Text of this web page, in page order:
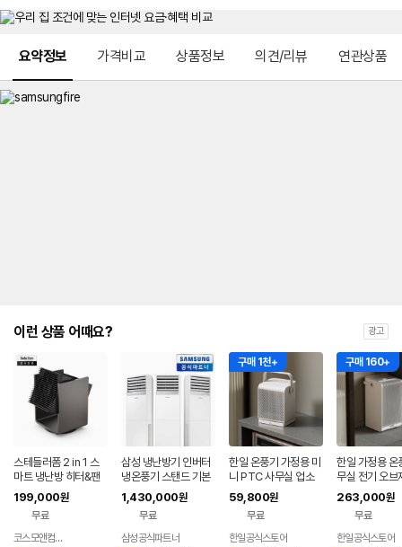
요약정보 가격비교 상품정보 의견/리뷰 연관상품
이런 상품 어때요? 광고
스테들러폼 2 in 1 스
마트 냉난방 히터&팬
Alex
199,000원
무료
코스모앤컴퍼니
삼성 냉난방기 인버터
냉온풍기 스탠드 기본
설치비 포함 업소용 에
어컨 프리미엄 수도권
49.5㎡
1,430,000원
무료
삼성공식파트너
구매 1천+
한일 온풍기 가정용 미
니 PTC 사무실 업소
용 거실 캠핑 스마트 저
소음 히터 26년 신제
59,800원
무료
한일공식스토어
구매 160+
한일 가정용 온
무실 전기 오브
업소용 PTC
263,000원
무료
한일공식스토어